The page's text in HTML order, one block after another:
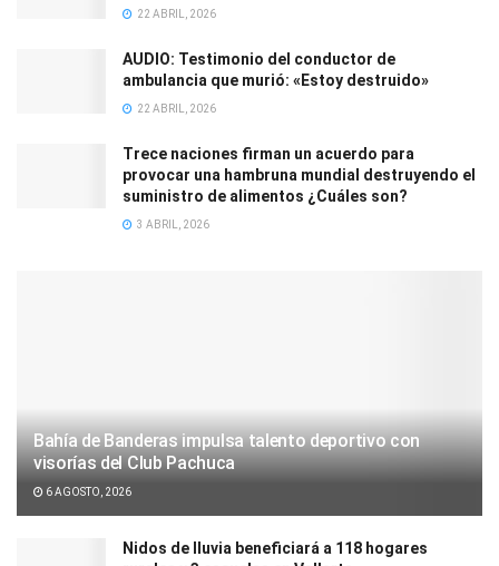
22 ABRIL, 2026
AUDIO: Testimonio del conductor de
ambulancia que murió: «Estoy destruido»
22 ABRIL, 2026
Trece naciones firman un acuerdo para
provocar una hambruna mundial destruyendo el
suministro de alimentos ¿Cuáles son?
3 ABRIL, 2026
Bahía de Banderas impulsa talento deportivo con
visorías del Club Pachuca
6 AGOSTO, 2026
Nidos de lluvia beneficiará a 118 hogares